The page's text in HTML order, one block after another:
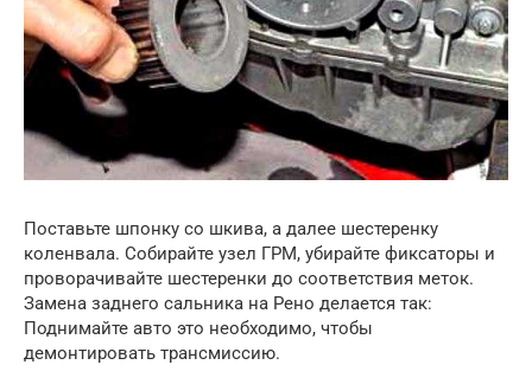
Поставьте шпонку со шкива, а далее шестеренку
коленвала. Собирайте узел ГРМ, убирайте фиксаторы и
проворачивайте шестеренки до соответствия меток.
Замена заднего сальника на Рено делается так:
Поднимайте авто это необходимо, чтобы
демонтировать трансмиссию.